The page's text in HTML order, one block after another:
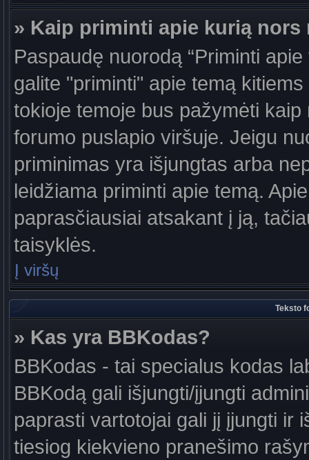
» Kaip priminti apie kurią nors
Paspaudę nuorodą “Priminti
galite "priminti" apie temą
tokioje temoje bus pažymėti
forumo puslapio viršuje. Jeigu
priminimas yra išjungtas arba
leidžiama priminti apie temą.
paprasčiausiai atsakant į ją,
taisyklės.
Į viršų
Teksto
» Kas yra BBKodas?
BBKodas - tai specialus kodas
BBKodą gali išjungti/įjungti
paprasti vartotojai gali jį įjungti ir
tiesiog kiekvieno pranešimo